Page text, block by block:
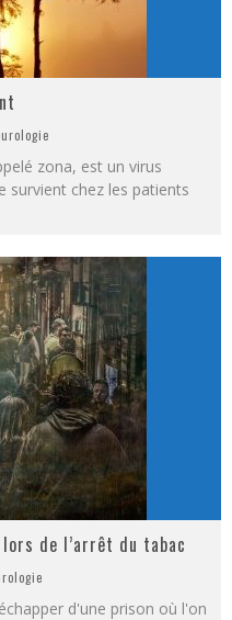
zona, est un virus
survient chez les patients
de l’arrêt du tabac
d'une prison où l'on